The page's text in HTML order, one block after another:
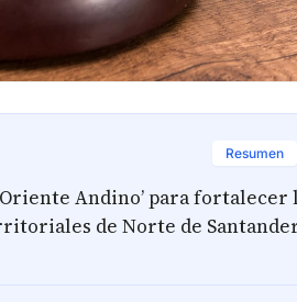
Resumen
Andino’ para
de Norte de